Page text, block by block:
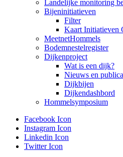
Landelijke monitoring
Bijeninitiatieven
Filter
Kaart Initiatieven
MeetnetHommels
Bodemnestelregister
Dijkenproject
Wat is een dijk?
Nieuws en
Dijkbijen
Dijkendashbord
Hommelsymposium
Facebook Icon
Instagram Icon
Linkedin Icon
Twitter Icon